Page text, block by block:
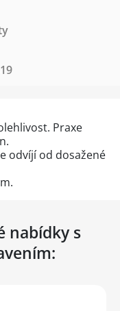
Praxe
odvíjí od dosažené
nabídky s